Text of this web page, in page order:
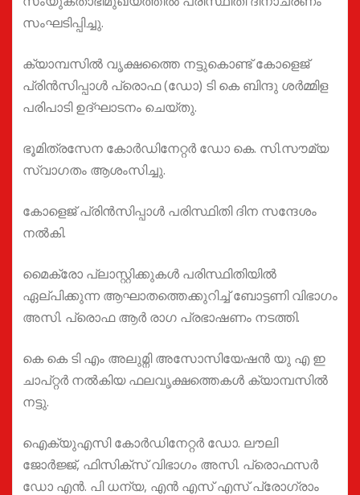
സംഘടിപ്പിച്ചു.
ക്യാമ്പസിൽ വൃക്ഷത്തൈ നട്ടുകൊണ്ട് കോളെജ്
പ്രിൻസിപ്പാൾ പ്രൊഫ (ഡോ) ടി കെ ബിന്ദു ശർമ്മിള
പരിപാടി ഉദ്ഘാടനം ചെയ്തു.
ഭൂമിത്രസേന കോർഡിനേറ്റർ ഡോ കെ. സി.സൗമ്യ
സ്വാഗതം ആശംസിച്ചു.
കോളെജ് പ്രിൻസിപ്പാൾ പരിസ്ഥിതി ദിന സന്ദേശം
നൽകി.
മൈക്രോ പ്ലാസ്റ്റിക്കുകൾ പരിസ്ഥിതിയിൽ
ഏല്പിക്കുന്ന ആഘാതത്തെക്കുറിച്ച് ബോട്ടണി വിഭാഗം
അസി. പ്രൊഫ ആർ രാഗ പ്രഭാഷണം നടത്തി.
കെ കെ ടി എം അലുമ്നി അസോസിയേഷൻ യു എ ഇ
ചാപ്റ്റർ നൽകിയ ഫലവൃക്ഷത്തെകൾ ക്യാമ്പസിൽ
നട്ടു.
ഐക്യുഎസി കോർഡിനേറ്റർ ഡോ. ലൗലി
ജോർജ്ജ്, ഫിസിക്സ് വിഭാഗം അസി. പ്രൊഫസർ
ഡോ എൻ. പി ധന്യ, എൻ എസ് എസ് പ്രോഗ്രാം